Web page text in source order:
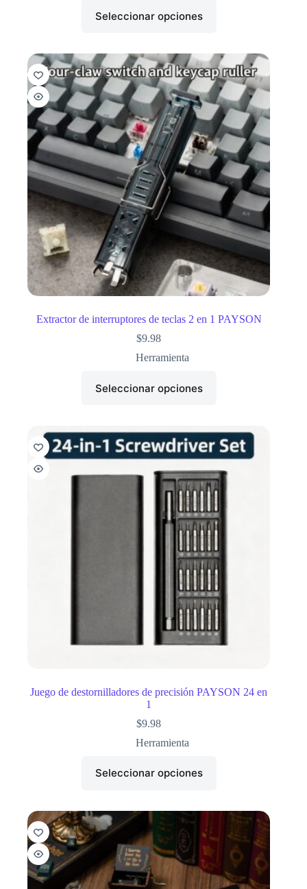
Seleccionar opciones
Extractor de interruptores de teclas 2 en 1 PAYSON
$9.98
Herramienta
Seleccionar opciones
Juego de destornilladores de precisión PAYSON 24 en
1
$9.98
Herramienta
Seleccionar opciones